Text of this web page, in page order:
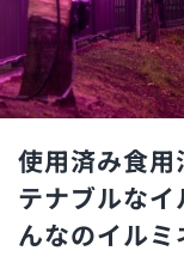
使用済み食
テナブルな
んなのイル